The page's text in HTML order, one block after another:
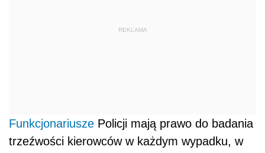
REKLAMA
Funkcjonariusze Policji mają prawo do badania
trzeźwości kierowców w każdym wypadku, w